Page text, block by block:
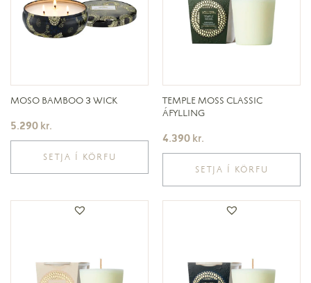
MOSO BAMBOO 3 WICK
5.290 kr.
SETJA Í KÖRFU
TEMPLE MOSS CLASSIC
ÁFYLLING
4.390 kr.
SETJA Í KÖRFU